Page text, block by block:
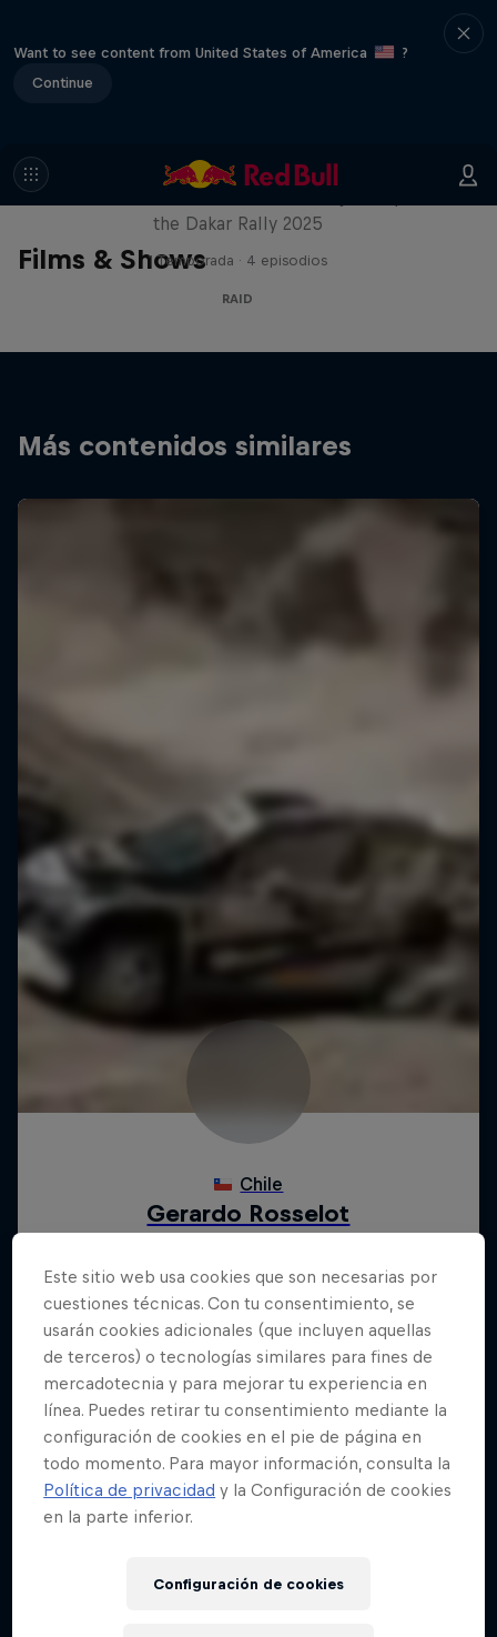
Want to see content from United States of America
?
Continue
Films & Shows
Journey to Dakar
the Dakar Rally 2025
1 Temporada · 4 episodios
RAID
Más contenidos similares
Este sitio web usa cookies que son necesarias por
cuestiones técnicas. Con tu consentimiento, se
usarán cookies adicionales (que incluyen aquellas
de terceros) o tecnologías similares para fines de
mercadotecnia y para mejorar tu experiencia en
línea. Puedes retirar tu consentimiento mediante la
configuración de cookies en el pie de página en
todo momento. Para mayor información, consulta la
Política de privacidad y la Configuración de cookies
en la parte inferior.
Configuración de cookies